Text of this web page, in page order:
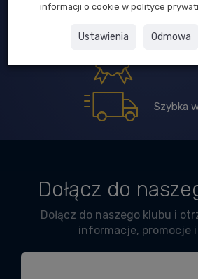
Bezpieczne
Szybka
Dołącz do
Dołącz do naszego klubu i
informacje, promocje
informacji o cookie w polityce
Ustawienia Odmowa